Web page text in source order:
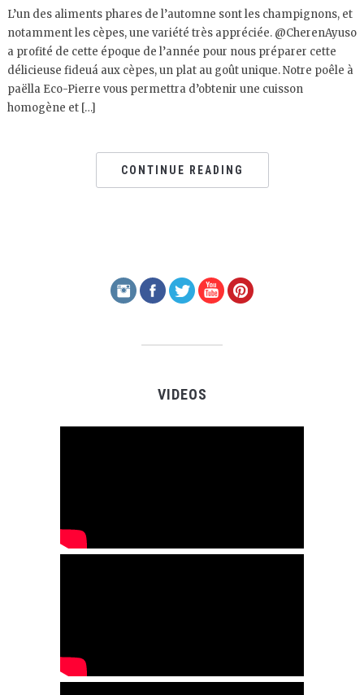
L’un des aliments phares de l’automne sont les champignons, et
notamment les cèpes, une variété très appréciée. @CherenAyuso
a profité de cette époque de l’année pour nous préparer cette
délicieuse fideuá aux cèpes, un plat au goût unique. Notre poêle à
paëlla Eco-Pierre vous permettra d’obtenir une cuisson
homogène et […]
CONTINUE READING
VIDEOS